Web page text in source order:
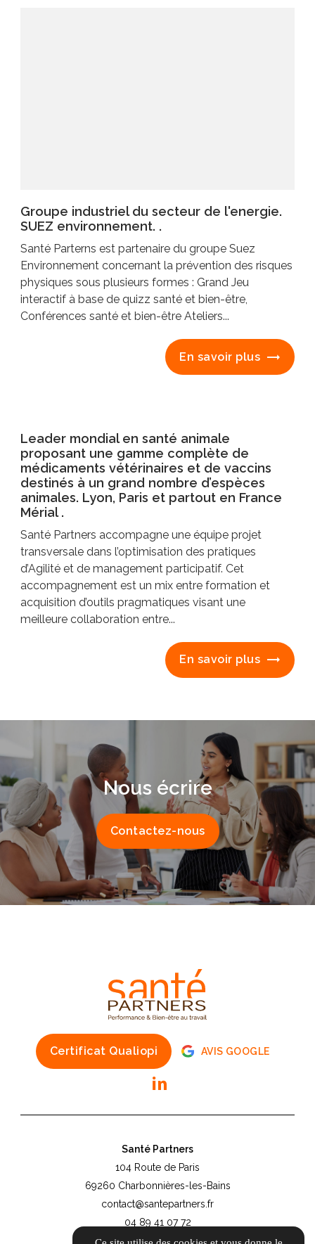
Groupe industriel du secteur de l'energie.
SUEZ environnement. .
Santé Parterns est partenaire du groupe Suez
Environnement concernant la prévention des risques
physiques sous plusieurs formes : Grand Jeu
interactif à base de quizz santé et bien-être,
Conférences santé et bien-être Ateliers...
En savoir plus
Leader mondial en santé animale
proposant une gamme complète de
médicaments vétérinaires et de vaccins
destinés à un grand nombre d’espèces
animales. Lyon, Paris et partout en France
Mérial .
Santé Partners accompagne une équipe projet
transversale dans l’optimisation des pratiques
d’Agilité et de management participatif. Cet
accompagnement est un mix entre formation et
acquisition d’outils pragmatiques visant une
meilleure collaboration entre...
En savoir plus
Nous écrire
Contactez-nous
Certificat Qualiopi AVIS GOOGLE
Santé Partners
104 Route de Paris
69260 Charbonnières-les-Bains
contact@santepartners.fr
04 89 41 07 72